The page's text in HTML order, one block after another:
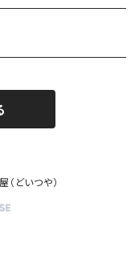
どいつや）